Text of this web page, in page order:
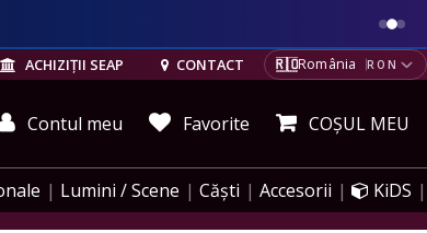
ACHIZIȚII SEAP CONTACT 🇷🇴România RON
Contul meu Favorite COȘUL MEU
Lumini / Scene Căști Accesorii KiDS